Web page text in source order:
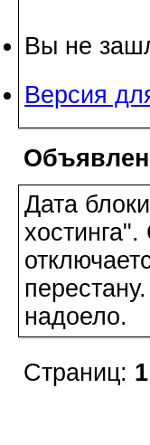
Вы не
Версия
Дата
надоело.
Страниц: 1